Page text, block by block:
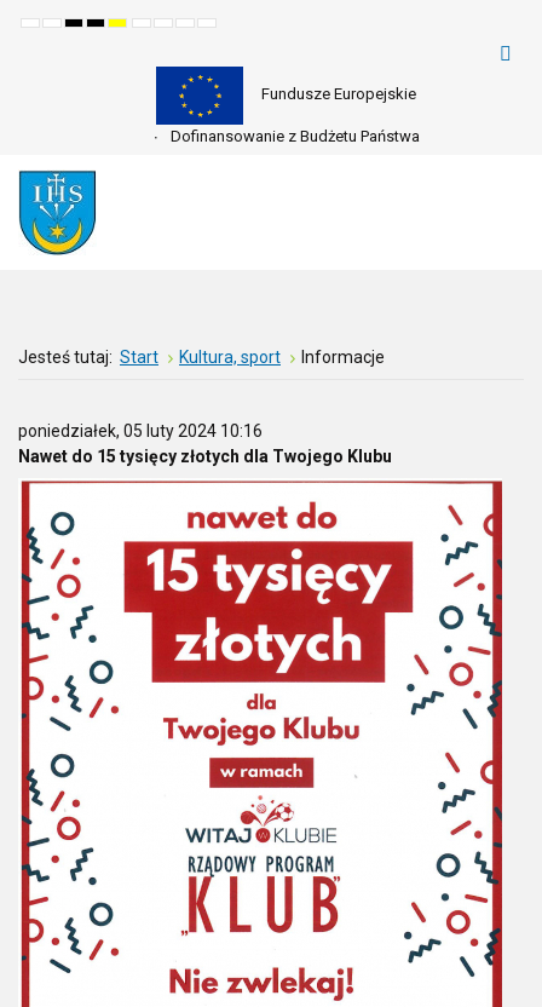
Default
NightHighHighHighSetSetMake
readable
Set
Fundusze Europejskie
Dofinansowanie z Budżetu Państwa
Jesteś tutaj: Start Kultura, sport Informacje
poniedziałek, 05 luty 2024 10:16
Nawet do 15 tysięcy złotych dla Twojego Klubu